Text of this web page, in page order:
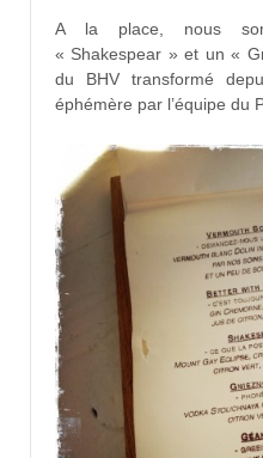
A la place, nous
« Shakespear » et un «
du BHV transformé
éphémère par l’équipe du